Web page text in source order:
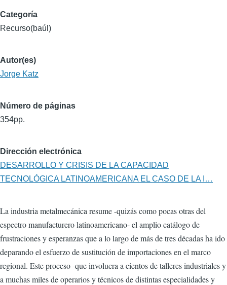
Categoría
Recurso(baúl)
Autor(es)
Jorge Katz
Número de páginas
354pp.
Dirección electrónica
DESARROLLO Y CRISIS DE LA CAPACIDAD
TECNOLÓGICA LATINOAMERICANA EL CASO DE LA I…
La industria metalmecánica resume -quizás como pocas otras del
espectro manufacturero latinoamericano- el amplio catálogo de
frustraciones y esperanzas que a lo largo de más de tres décadas ha ido
deparando el esfuerzo de sustitución de importaciones en el marco
regional. Este proceso -que involucra a cientos de talleres industriales y
a muchas miles de operarios y técnicos de distintas especialidades y